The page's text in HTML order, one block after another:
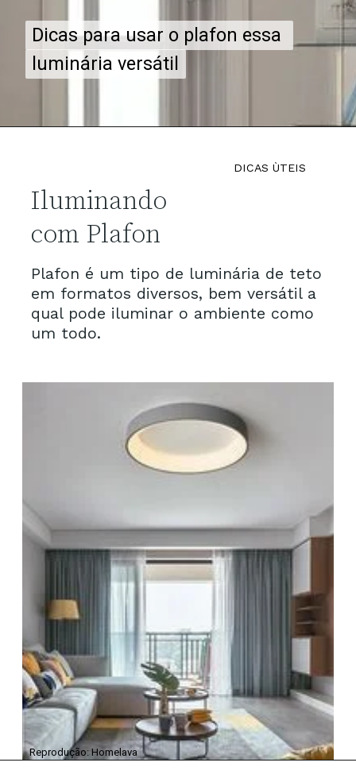
Dicas para usar o plafon essa
luminária versátil
Dicas para usar o plafon essa
luminária versátil
Plafon é um tipo de luminária de teto
em formatos diversos, bem versátil a
qual pode iluminar o ambiente como
um todo.
Iluminando
com Plafon
DICAS ÙTEIS
Reprodução: Homelava